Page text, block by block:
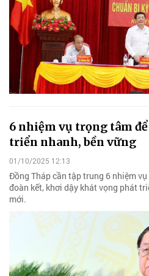
6 nhiệm vụ trọng tâm
triển nhanh, bền vững
01/10/2025 12:13
Đồng Tháp cần tập trung 6 nhiệm
đoàn kết, khơi dậy khát vọng phát
mới.